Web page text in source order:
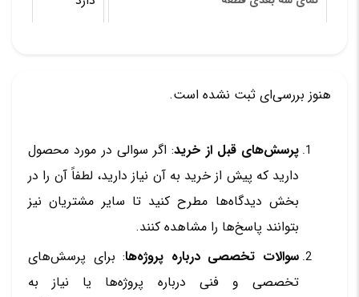
هنوز بررسی‌ای ثبت نشده است.
پرسش‌های قبل از خرید: اگر سوالی در مورد محصول
دارید که پیش از خرید به آن نیاز دارید، لطفاً آن را در
بخش دیدگاه‌ها مطرح کنید تا سایر مشتریان نیز
بتوانند پاسخ‌ها را مشاهده کنند.
سوالات تخصصی درباره پروژه‌ها: برای پرسش‌های
تخصصی و فنی درباره پروژه‌ها یا نیاز به